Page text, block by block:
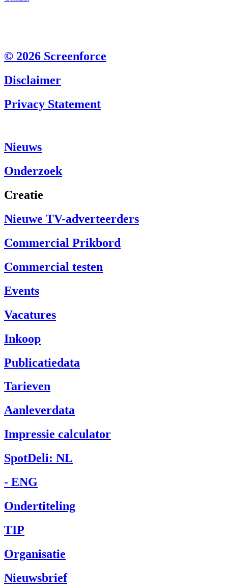
© 2026 Screenforce
Disclaimer
Privacy Statement
Nieuws
Onderzoek
Creatie
Nieuwe TV-adverteerders
Commercial Prikbord
Commercial testen
Events
Vacatures
Inkoop
Publicatiedata
Tarieven
Aanleverdata
Impressie calculator
SpotDeli: NL
- ENG
Ondertiteling
TIP
Organisatie
Nieuwsbrief